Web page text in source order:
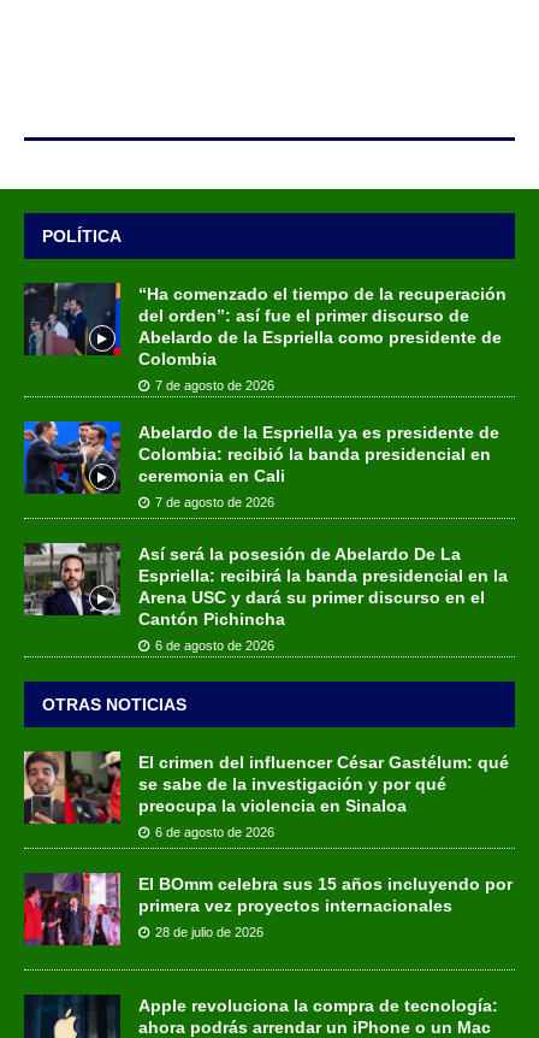
POLÍTICA
“Ha comenzado el tiempo de la recuperación
del orden”: así fue el primer discurso de
Abelardo de la Espriella como presidente de
Colombia
7 de agosto de 2026
Abelardo de la Espriella ya es presidente de
Colombia: recibió la banda presidencial en
ceremonia en Cali
7 de agosto de 2026
Así será la posesión de Abelardo De La
Espriella: recibirá la banda presidencial en la
Arena USC y dará su primer discurso en el
Cantón Pichincha
6 de agosto de 2026
OTRAS NOTICIAS
El crimen del influencer César Gastélum: qué
se sabe de la investigación y por qué
preocupa la violencia en Sinaloa
6 de agosto de 2026
El BOmm celebra sus 15 años incluyendo por
primera vez proyectos internacionales
28 de julio de 2026
Apple revoluciona la compra de tecnología:
ahora podrás arrendar un iPhone o un Mac